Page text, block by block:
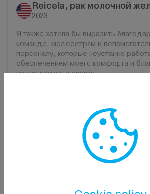
Reicela, рак молочной
2023
Я также хотела бы выразить
команде, медсестрам и
персоналу, которые неустанно
обеспечением моего комфорта и
время каждого визита.
Ул. Jūras 23/25, Юрмала, Латвия